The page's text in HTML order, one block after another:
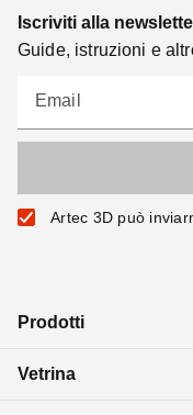
Iscriviti alla
Guide, istruzioni e
Email
Artec 3D può
Prodotti
Vetrina